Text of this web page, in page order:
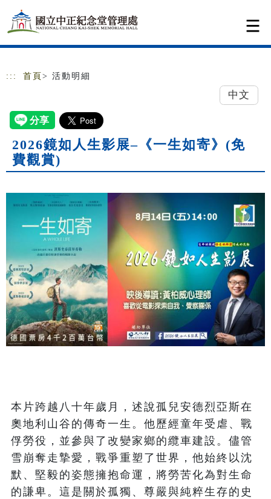
跳到主要內容
網站導覽
::: 首頁 > 活動明細
中文
2026鏡如人生影展–《一生如寄》(免
費觀賞)
本片跨越八十年歲月，述說孤兒安德烈亞斯在
奧地利山谷的傳奇一生。他歷經童年受虐、戰
俘勞役，並參與了改變家鄉的纜車建設。儘管
雪崩奪走摯愛，戰爭重塑了世界，他始終以沈
默、堅毅的姿態擁抱命運，將勞苦化為對生命
的謙卑。這是關於孤獨、尊嚴與純粹生存的史